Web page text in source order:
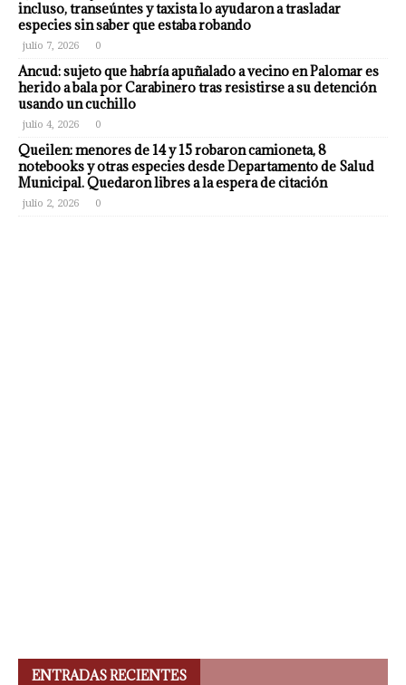
incluso, transeúntes y taxista lo ayudaron a trasladar
especies sin saber que estaba robando
julio 7, 2026 0
Ancud: sujeto que habría apuñalado a vecino en Palomar es
herido a bala por Carabinero tras resistirse a su detención
usando un cuchillo
julio 4, 2026 0
Queilen: menores de 14 y 15 robaron camioneta, 8
notebooks y otras especies desde Departamento de Salud
Municipal. Quedaron libres a la espera de citación
julio 2, 2026 0
ENTRADAS RECIENTES